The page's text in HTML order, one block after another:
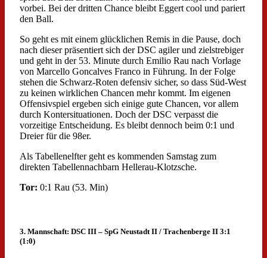
vorbei. Bei der dritten Chance bleibt Eggert cool und pariert
den Ball.
So geht es mit einem glücklichen Remis in die Pause, doch
nach dieser präsentiert sich der DSC agiler und zielstrebiger
und geht in der 53. Minute durch Emilio Rau nach Vorlage
von Marcello Goncalves Franco in Führung. In der Folge
stehen die Schwarz-Roten defensiv sicher, so dass Süd-West
zu keinen wirklichen Chancen mehr kommt. Im eigenen
Offensivspiel ergeben sich einige gute Chancen, vor allem
durch Kontersituationen. Doch der DSC verpasst die
vorzeitige Entscheidung. Es bleibt dennoch beim 0:1 und
Dreier für die 98er.
Als Tabellenelfter geht es kommenden Samstag zum
direkten Tabellennachbarn Hellerau-Klotzsche.
Tor: 0:1 Rau (53. Min)
3. Mannschaft: DSC III – SpG Neustadt II / Trachenberge II 3:1
(1:0)